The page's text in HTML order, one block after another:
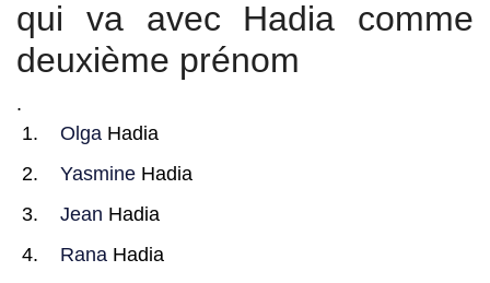
qui va avec Hadia comme
deuxième prénom
.
Olga Hadia
Yasmine Hadia
Jean Hadia
Rana Hadia